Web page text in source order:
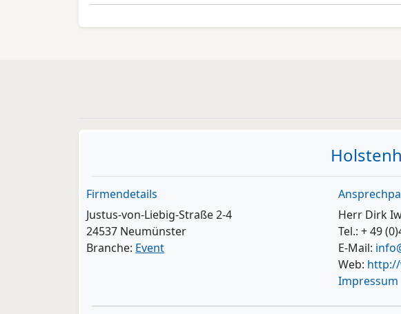
Firmendetails
Justus-von-Liebig-Straße 2-4
24537 Neumünster
Branche: Event
Herr Dirk
Tel.: + 49
E-Mail:
Web:
Impressum